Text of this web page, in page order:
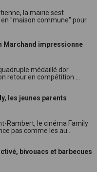
la mairie sest
"maison commune" pour
Marchand impressionne
médaillé dor
retour en compétition ...
les jeunes parents
Rambert, le cinéma Family
pas comme les au...
bivouacs et barbecues